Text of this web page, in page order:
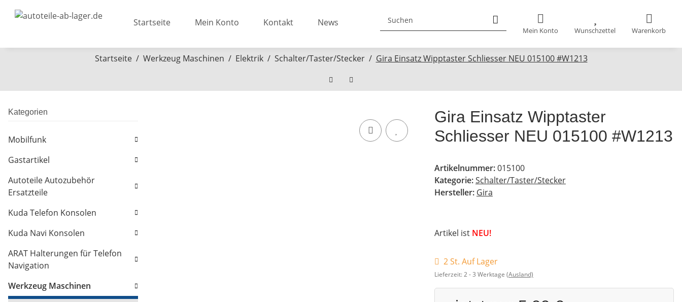
Mein Konto Wunschzettel Warenkorb
Startseite Mein Konto Kontakt News
Startseite Werkzeug Maschinen Elektrik Schalter/Taster/Stecker Gira Einsatz Wipptaster Schliesser NEU 015100 #W1213
Gira Einsatz Wipptaster
Schliesser NEU 015100 #W1213
Artikelnummer:015100
Kategorie:Schalter/Taster/Stecker
Hersteller: Gira
Artikel ist NEU!
2 St. Auf Lager
Lieferzeit:2 - 3 Werktage (Ausland)
Kategorien
Mobilfunk
Gastartikel
Autoteile Autozubehör
Ersatzteile
Kuda Telefon Konsolen
Kuda Navi Konsolen
ARAT Halterungen für Telefon
Navigation
Werkzeug Maschinen